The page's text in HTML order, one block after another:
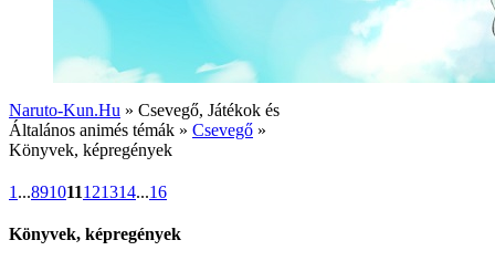
Naruto-Kun.Hu » Csevegő, Játékok és
Általános animés témák » Csevegő »
Könyvek, képregények
1 ...891011121314...16
Könyvek, képregények